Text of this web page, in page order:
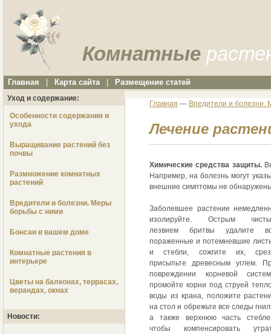
Комнатные
Главная Карта сайта Размещение статей
Уход и содержание:
Особенности содержания и
ухода
Выращивание растений без
почвы
Размножение комнатных
растений
Вредители и болезни. Меры
борьбы с ними
Бонсаи в вашем доме
Комнатные растения в
интерьере
Цветы на балконах, террасах,
верандах, окнах
Новости:
Главная --- Вредители и
Лечение
Химические средства защиты.
Например, на болезнь могут
внешние симптомы не
Заболевшее растение
изолируйте. Острым
лезвием бритвы удалите
пораженные и потемневшие
и стебли, сожгите их,
присыпьте древесным углем.
повреждении корневой
промойте корни под струей
воды из крана, положите
на стол и обрежьте все следы
а также верхнюю часть
чтобы компенсировать